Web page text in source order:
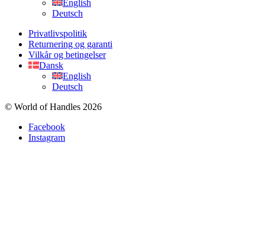
English
Deutsch
Privatlivspolitik
Returnering og garanti
Vilkår og betingelser
Dansk
English
Deutsch
© World of Handles 2026
Facebook
Instagram